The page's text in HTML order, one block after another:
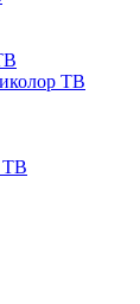
ТВ
ТВ